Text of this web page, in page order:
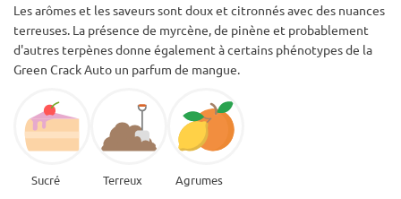
Les arômes et les saveurs sont doux et citronnés avec des nuances
terreuses. La présence de myrcène, de pinène et probablement
d'autres terpènes donne également à certains phénotypes de la
Green Crack Auto un parfum de mangue.
Sucré Terreux Agrumes